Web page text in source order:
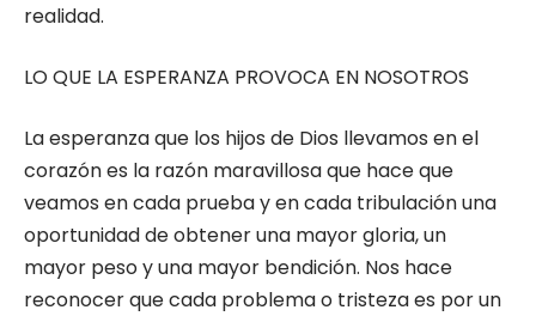
realidad.
LO QUE LA ESPERANZA PROVOCA EN NOSOTROS
La esperanza que los hijos de Dios llevamos en el
corazón es la razón maravillosa que hace que
veamos en cada prueba y en cada tribulación una
oportunidad de obtener una mayor gloria, un
mayor peso y una mayor bendición. Nos hace
reconocer que cada problema o tristeza es por un